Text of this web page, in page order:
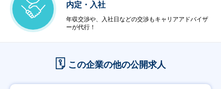
内定・入社
年収交渉や、入社日などの交渉もキャリアアドバイザ
ーが代行！
この企業の他の公開求人